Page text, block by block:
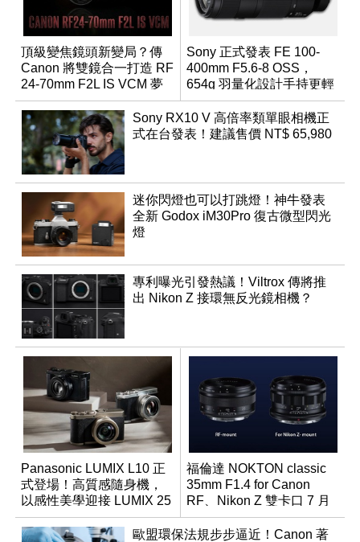
頂級變焦鏡頭新變局？傳
Canon 將雙鏡合一打造 RF
24-70mm F2L IS VCM 夢
幻規格
Sony 正式發表 FE 100-
400mm F5.6-8 OSS，
654g 羽量化設計手持更輕
鬆
Sony RX10 V 高倍率類單眼相機正
式在台發表！建議售價 NT$ 65,980
迷你閃燈也可以打跳燈！神牛發表
全新 Godox iM30Pro 復古微型閃光
燈
專利曝光引發熱議！Viltrox 傳將推
出 Nikon Z 接環無反光鏡相機？
Panasonic LUMIX L10 正
式登場！高質感隨身機，
以感性美學迎接 LUMIX 25
週年
福倫達 NOKTON classic
35mm F1.4 for Canon
RF、Nikon Z 雙卡口 7 月
同步登台
歐盟環保法規步步逼近！Canon 著